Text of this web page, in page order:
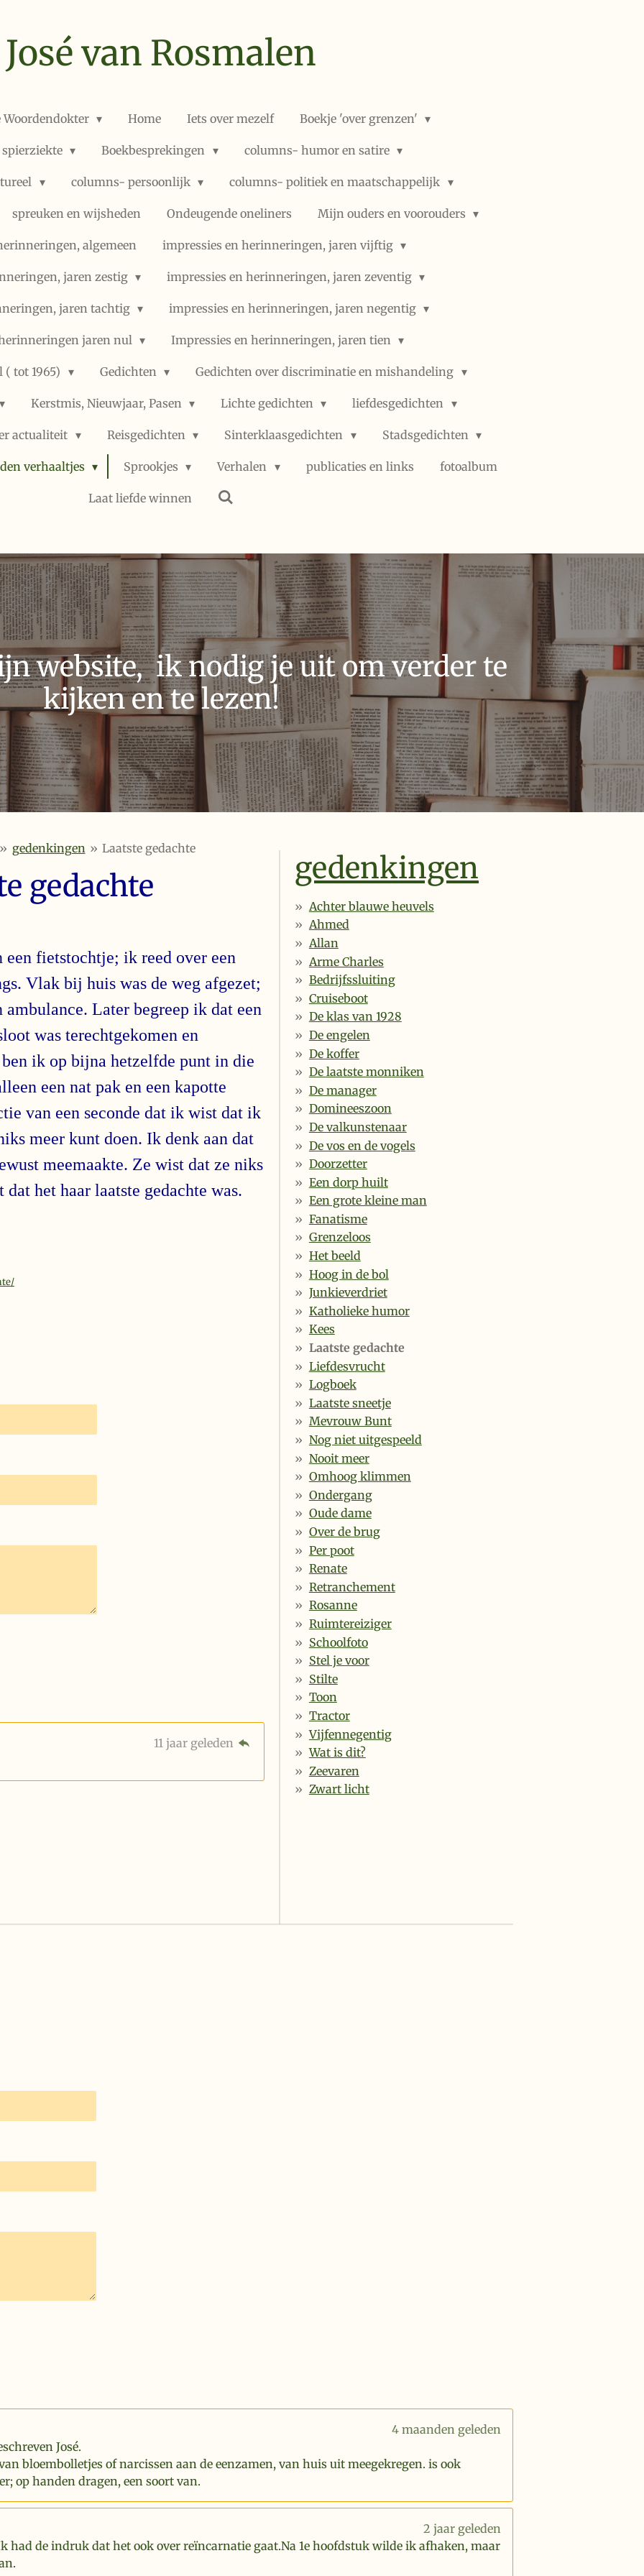
José van Rosmalen
Woordendokter Home Iets over mezelf Boekje 'over grenzen'
spierziekte Boekbesprekingen columns- humor en satire
columns- persoonlijk columns- politiek en maatschappelijk
spreuken en wijsheden Ondeugende oneliners Mijn ouders en voorouders
algemeen impressies en herinneringen, jaren vijftig
jaren zestig impressies en herinneringen, jaren zeventig
jaren tachtig impressies en herinneringen, jaren negentig
jaren nul Impressies en herinneringen, jaren tien
( tot 1965) Gedichten Gedichten over discriminatie en mishandeling
Kerstmis, Nieuwjaar, Pasen Lichte gedichten liefdesgedichten
actualiteit Reisgedichten Sinterklaasgedichten Stadsgedichten
verhaaltjes Sprookjes Verhalen publicaties en links fotoalbum
Laat liefde winnen
website, ik nodig je uit om verder te
kijken en te lezen!
» gedenkingen » Laatste gedachte
gedachte
fietstochtje; ik reed over een
Vlak bij huis was de weg afgezet;
Later begreep ik dat een
was terechtgekomen en
ik op bijna hetzelfde punt in die
een nat pak en een kapotte
van een seconde dat ik wist dat ik
meer kunt doen. Ik denk aan dat
meemaakte. Ze wist dat ze niks
het haar laatste gedachte was.
11 jaar geleden
gedenkingen
Achter blauwe heuvels
Ahmed
Allan
Arme Charles
Bedrijfssluiting
Cruiseboot
De klas van 1928
De engelen
De koffer
De laatste monniken
De manager
Domineeszoon
De valkunstenaar
De vos en de vogels
Doorzetter
Een dorp huilt
Een grote kleine man
Fanatisme
Grenzeloos
Het beeld
Hoog in de bol
Junkieverdriet
Katholieke humor
Kees
Laatste gedachte
Liefdesvrucht
Logboek
Laatste sneetje
Mevrouw Bunt
Nog niet uitgespeeld
Nooit meer
Omhoog klimmen
Ondergang
Oude dame
Over de brug
Per poot
Renate
Retranchement
Rosanne
Ruimtereiziger
Schoolfoto
Stel je voor
Stilte
Toon
Tractor
Vijfennegentig
Wat is dit?
Zeevaren
Zwart licht
4 maanden geleden
José.
bloembolletjes of narcissen aan de eenzamen, van huis uit meegekregen. is ook
op handen dragen, een soort van.
2 jaar geleden
had de indruk dat het ook over reïncarnatie gaat.Na 1e hoofdstuk wilde ik afhaken, maar